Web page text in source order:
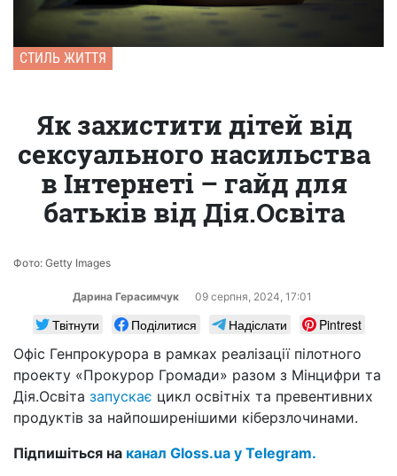
СТИЛЬ ЖИТТЯ
Як захистити дітей від
сексуального насильства
в Інтернеті – гайд для
батьків від Дія.Освіта
Фото: Getty Images
Дарина Герасимчук 09 серпня, 2024, 17:01
Твітнути Поділитися Надіслати
Pintrest
Офіс Генпрокурора в рамках реалізації пілотного
проекту «Прокурор Громади» разом з Мінцифри та
Дія.Освіта запускає цикл освітніх та превентивних
продуктів за найпоширенішими кіберзлочинами.
Підпишіться на канал Gloss.ua у Telegram.